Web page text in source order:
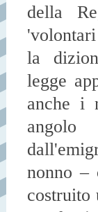
della
la
legge
anche i
angolo
nonno –
costruito